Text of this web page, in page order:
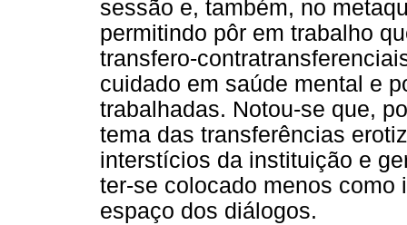
sessão e, também, no
permitindo pôr em trabalho
transfero-
cuidado em saúde mental e
trabalhadas. Notou-se que,
tema das transferências
interstícios da instituição e
ter-se colocado menos como
espaço dos diálogos.